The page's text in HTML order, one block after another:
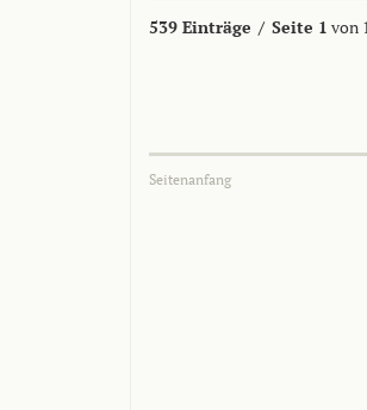
539 Einträge / Seite 1 von
Seitenanfang